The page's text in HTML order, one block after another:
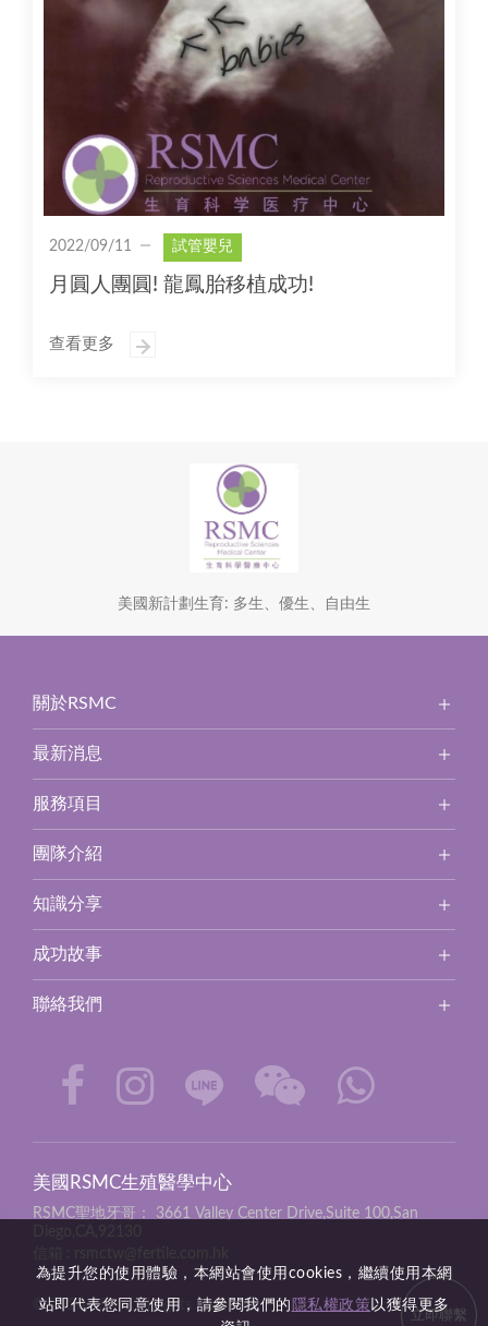
2022/09/11 試管嬰兒
月圓人團圓! 龍鳳胎移植成功!
查看更多
美國新計劃生育: 多生、優生、自由生
關於RSMC
最新消息
服務項目
團隊介紹
知識分享
成功故事
聯絡我們
美國RSMC生殖醫學中心
RSMC聖地牙哥：
3661 Valley Center Drive,Suite 100,San
Diego,CA,92130
信箱
rsmctw@fertile.com.hk
© 2026 RSMC all rights reserved.
立即聯繫
為提升您的使用體驗，本網站會使用cookies，繼續使用本網
站即代表您同意使用，請參閱我們的 隱私權政策 以獲得更多